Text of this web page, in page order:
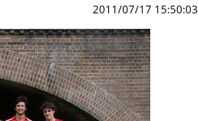
2011/07/17 15:50:03